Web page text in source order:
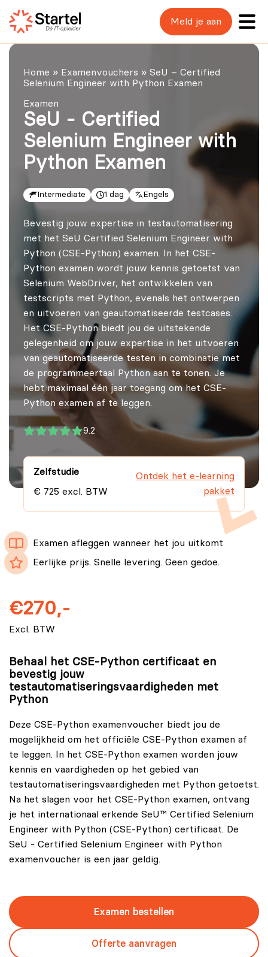
Meld je aan
Home » Examenvouchers » SeU – Certified
Selenium Engineer with Python Examen
Examen
SeU - Certified
Selenium Engineer with
Python Examen
Intermediate 1 dag Engels
Bevestig jouw expertise in testautomatisering
met het SeU Certified Selenium Engineer with
Python (CSE-Python) examen. In het CSE-
Python examen wordt jouw kennis getoetst van
Selenium WebDriver, het ontwikkelen van
testscripts met Python, evenals het ontwerpen
en uitvoeren van geautomatiseerde testcases.
Het CSE-Python biedt jou de uitstekende
gelegenheid om jouw expertise in het uitvoeren
van geautomatiseerde testen in combinatie met
de programmeertaal Python aan te tonen. Je
hebt maximaal één jaar toegang om het CSE-
Python examen af te leggen.
9.2
Zelfstudie
€ 725 excl. BTW
Ontdek het e-learning
pakket
Examen afleggen wanneer het jou uitkomt
Eerlijke prijs. Snelle levering. Geen gedoe.
€270,-
Excl. BTW
Behaal het CSE-Python certificaat en
bevestig jouw
testautomatiseringsvaardigheden met
Python
Deze CSE-Python examenvoucher biedt jou de
mogelijkheid om het officiële CSE-Python examen af
te leggen. In het CSE-Python examen worden jouw
kennis en vaardigheden op het gebied van
testautomatiseringsvaardigheden met Python getoetst.
Na het slagen voor het CSE-Python examen, ontvang
je het internationaal erkende SeU™ Certified Selenium
Engineer with Python (CSE-Python) certificaat. De
SeU - Certified Selenium Engineer with Python
examenvoucher is een jaar geldig.
Examen bestellen
Offerte aanvragen